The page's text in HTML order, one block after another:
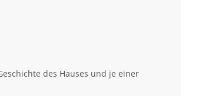
des Hauses und je einer